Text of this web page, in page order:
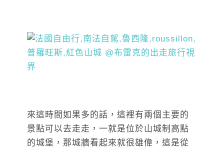
來這時間如果多的話，這裡有兩個主要的
景點可以去走走，一就是位於山城制高點
的城堡，那城牆看起來就很雄偉，這是從